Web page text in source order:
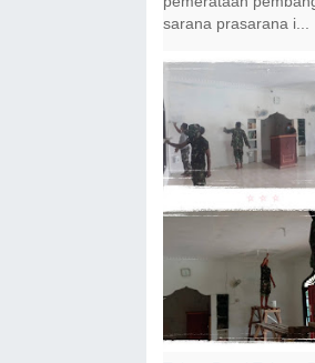
sarana prasarana i...